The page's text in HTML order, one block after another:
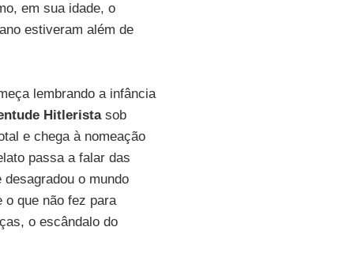
em sua idade, o
estiveram além de
lembrando a infância
Hitleristasob
e chega à nomeação
passa a falar das
o mundo
o que não fez para
o escândalo do